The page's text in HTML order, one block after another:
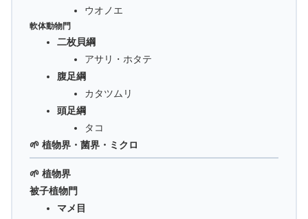
ウオノエ
軟体動物門
二枚貝綱
アサリ・ホタテ
腹足綱
カタツムリ
頭足綱
タコ
🌱 植物界・菌界・ミクロ
🌱 植物界
被子植物門
マメ目